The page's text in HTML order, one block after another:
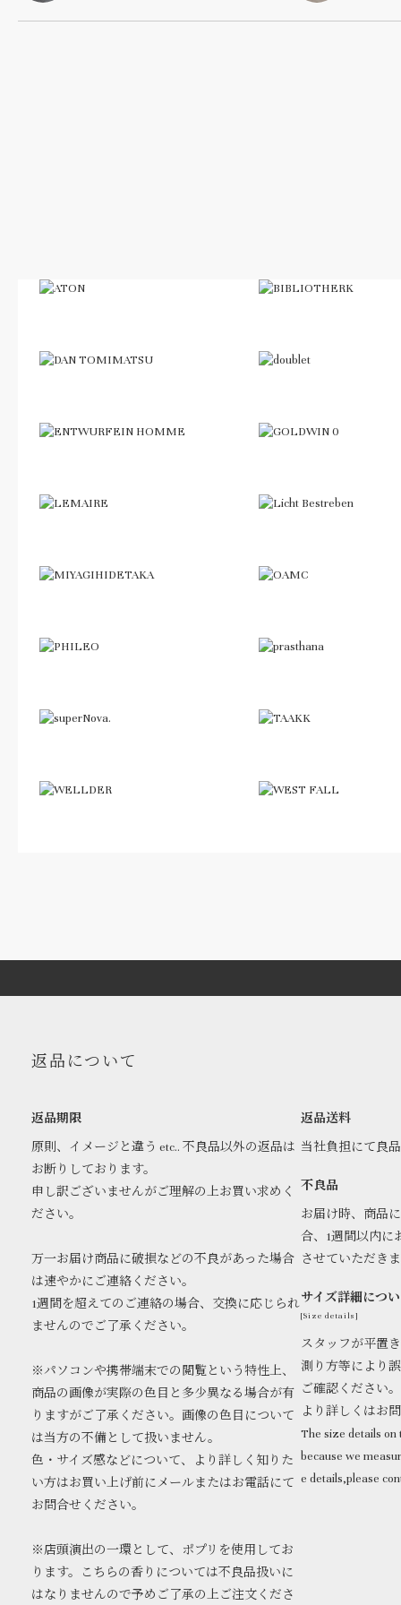
返品について
返品期限
原則、イメージと違う etc.. 不良品以外の返品は
お断りしております。
申し訳ございませんがご理解の上お買い求めく
ださい。
万一お届け商品に破損などの不良があった場合
は速やかにご連絡ください。
1週間を超えてのご連絡の場合、交換に応じられ
ませんのでご了承ください。
※パソコンや携帯端末での閲覧という特性上、
商品の画像が実際の色目と多少異なる場合が有
りますがご了承ください。画像の色目について
は当方の不備として扱いません。
色・サイズ感などについて、より詳しく知りた
い方はお買い上げ前にメールまたはお電話にて
お問合せください。
※店頭演出の一環として、ポプリを使用してお
ります。こちらの香りについては不良品扱いに
はなりませんので予めご了承の上ご注文くださ
返品送料
当社負担にて良
不良品
お届け時、商品
合、1週間以内に
させていただき
サイズ詳細につ
[Size details]
スタッフが平置
測り方等により
ご確認ください。
より詳しくはお
The size details on
because we
e details,please